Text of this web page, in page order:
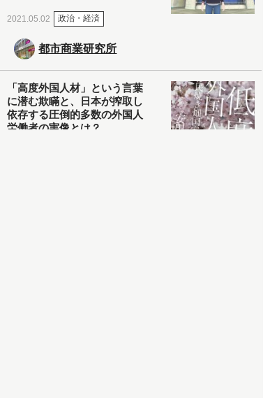
2021.05.02 政治・経済
都市商業研究所
「高度外国人材」という言葉
に潜む欺瞞と、日本が搾取し
依存する圧倒的多数の外国人
労働者の実像とは？